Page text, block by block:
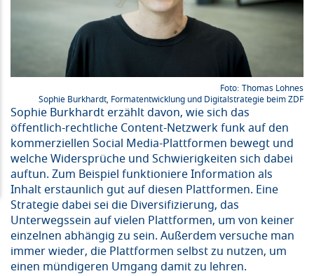
Thomas Lohnes
Sophie Burkhardt, Formatentwicklung und Digitalstrategie beim ZDF
Sophie Burkhardt erzählt davon, wie sich das
öffentlich-rechtliche Content-Netzwerk funk auf den
kommerziellen Social Media-Plattformen bewegt und
welche Widersprüche und Schwierigkeiten sich dabei
auftun. Zum Beispiel funktioniere Information als
Inhalt erstaunlich gut auf diesen Plattformen. Eine
Strategie dabei sei die Diversifizierung, das
Unterwegssein auf vielen Plattformen, um von keiner
einzelnen abhängig zu sein. Außerdem versuche man
immer wieder, die Plattformen selbst zu nutzen, um
einen mündigeren Umgang damit zu lehren.